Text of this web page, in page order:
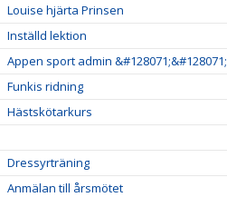
Louise hjärta Prinsen
Inställd lektion
Appen sport admin &#128071;&#128071;
Funkis ridning
Hästskötarkurs
Dressyrträning
Anmälan till årsmötet